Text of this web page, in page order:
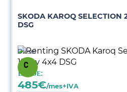
SKODA KAROQ SELECTION
DSG
Diésel
Desde:
485€/mes+IVA